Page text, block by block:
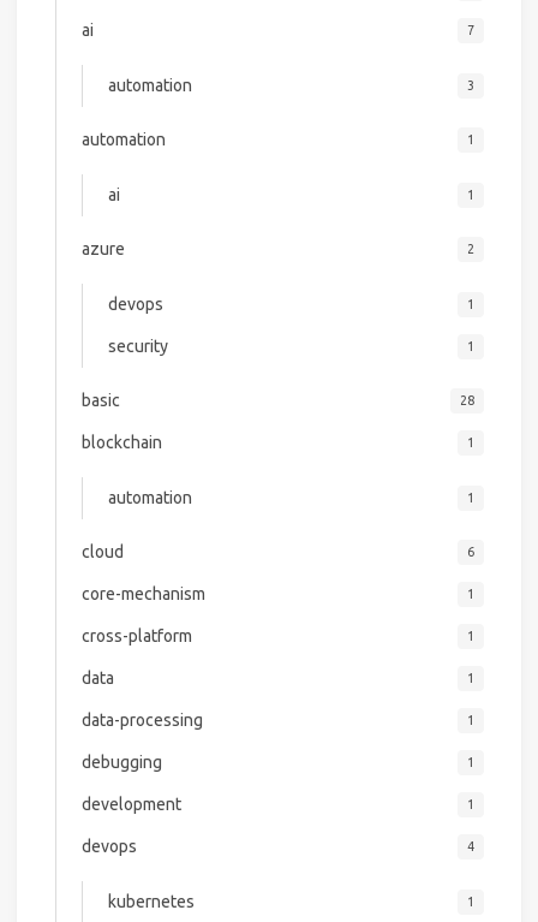
ai 7
automation 3
automation 1
ai 1
azure 2
devops 1
security 1
basic 28
blockchain 1
automation 1
cloud 6
core-mechanism 1
cross-platform 1
data 1
data-processing 1
debugging 1
development 1
devops 4
kubernetes 1